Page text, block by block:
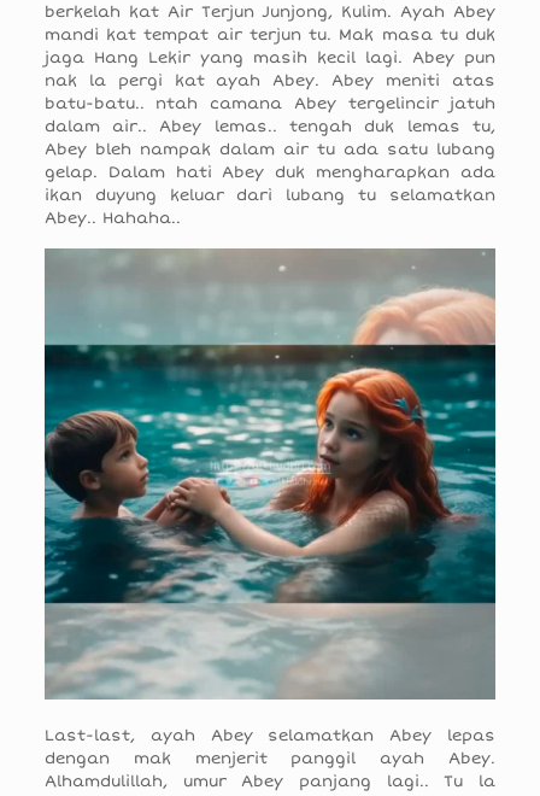
berkelah kat Air Terjun Junjong, Kulim. Ayah Abey
mandi kat tempat air terjun tu. Mak masa tu duk
jaga Hang Lekir yang masih kecil lagi. Abey pun
nak la pergi kat ayah Abey. Abey meniti atas
batu-batu.. ntah camana Abey tergelincir jatuh
dalam air.. Abey lemas.. tengah duk lemas tu,
Abey bleh nampak dalam air tu ada satu lubang
gelap. Dalam hati Abey duk mengharapkan ada
ikan duyung keluar dari lubang tu selamatkan
Abey.. Hahaha..
Last-last, ayah Abey selamatkan Abey lepas
dengan mak menjerit panggil ayah Abey.
Alhamdulillah, umur Abey panjang lagi.. Tu la